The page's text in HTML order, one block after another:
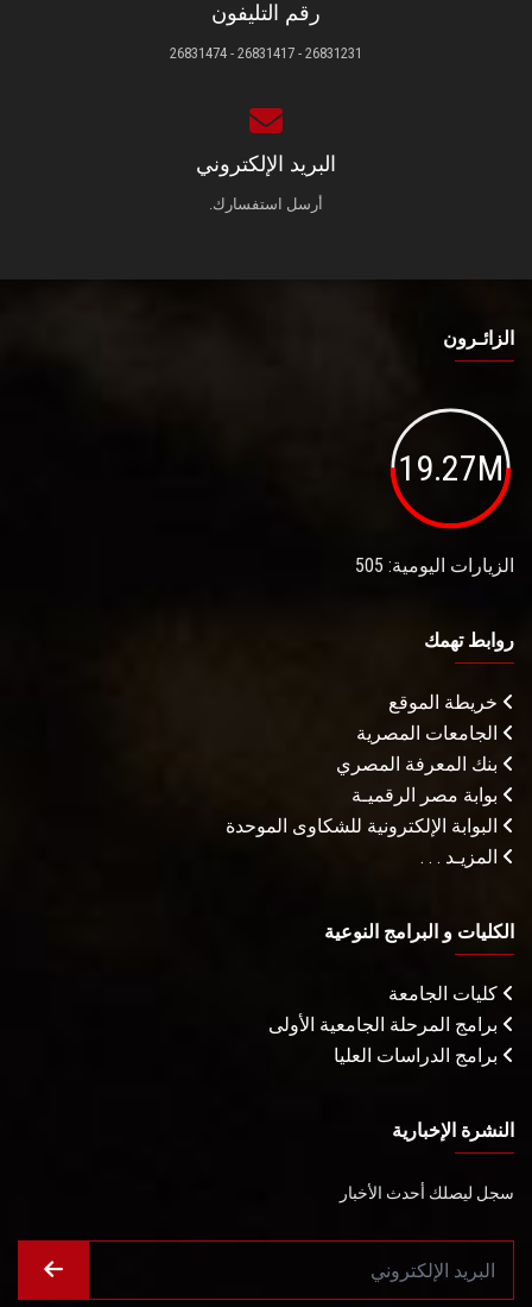
رقم التليفون
26831231 - 26831417 - 26831474
البريد الإلكتروني
أرسل استفسارك.
الزائـرون
19.27M
الزيارات اليومية: 505
روابط تهمك
خريطة الموقع
الجامعات المصرية
بنك المعرفة المصري
بوابة مصر الرقميـة
البوابة الإلكترونية للشكاوى الموحدة
المزيـد . . .
الكليات و البرامج النوعية
كليات الجامعة
برامج المرحلة الجامعية الأولى
برامج الدراسات العليا
النشرة الإخبارية
سجل ليصلك أحدث الأخبار